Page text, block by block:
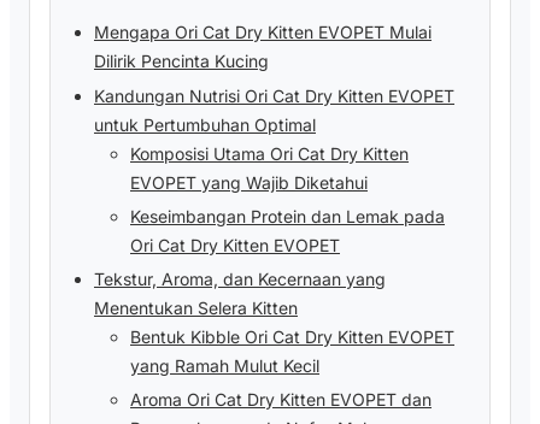
Mengapa Ori Cat Dry Kitten EVOPET Mulai
Dilirik Pencinta Kucing
Kandungan Nutrisi Ori Cat Dry Kitten EVOPET
untuk Pertumbuhan Optimal
Komposisi Utama Ori Cat Dry Kitten
EVOPET yang Wajib Diketahui
Keseimbangan Protein dan Lemak pada
Ori Cat Dry Kitten EVOPET
Tekstur, Aroma, dan Kecernaan yang
Menentukan Selera Kitten
Bentuk Kibble Ori Cat Dry Kitten EVOPET
yang Ramah Mulut Kecil
Aroma Ori Cat Dry Kitten EVOPET dan